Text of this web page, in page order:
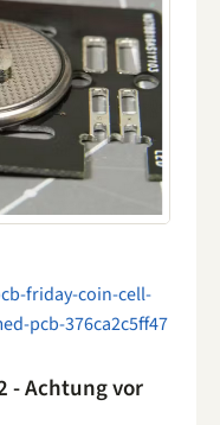
friday-coin-cell-
pcb-376ca2c5ff47
- Achtung vor